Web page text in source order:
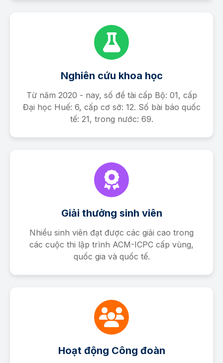
Nghiên cứu khoa học
Từ năm 2020 - nay, số đề tài cấp Bộ: 01, cấp
Đại học Huế: 6, cấp cơ sở: 12. Số bài báo quốc
tế: 21, trong nước: 69.
Giải thưởng sinh viên
Nhiều sinh viên đạt được các giải cao trong
các cuộc thi lập trình ACM-ICPC cấp vùng,
quốc gia và quốc tế.
Hoạt động Công đoàn